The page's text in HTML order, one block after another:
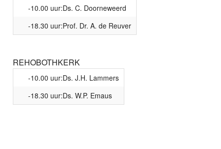
-10.00 uur:Ds. C. Doorneweerd
-18.30 uur:Prof. Dr. A. de Reuver
REHOBOTHKERK
-10.00 uur:Ds. J.H. Lammers
-18.30 uur:Ds. W.P. Emaus